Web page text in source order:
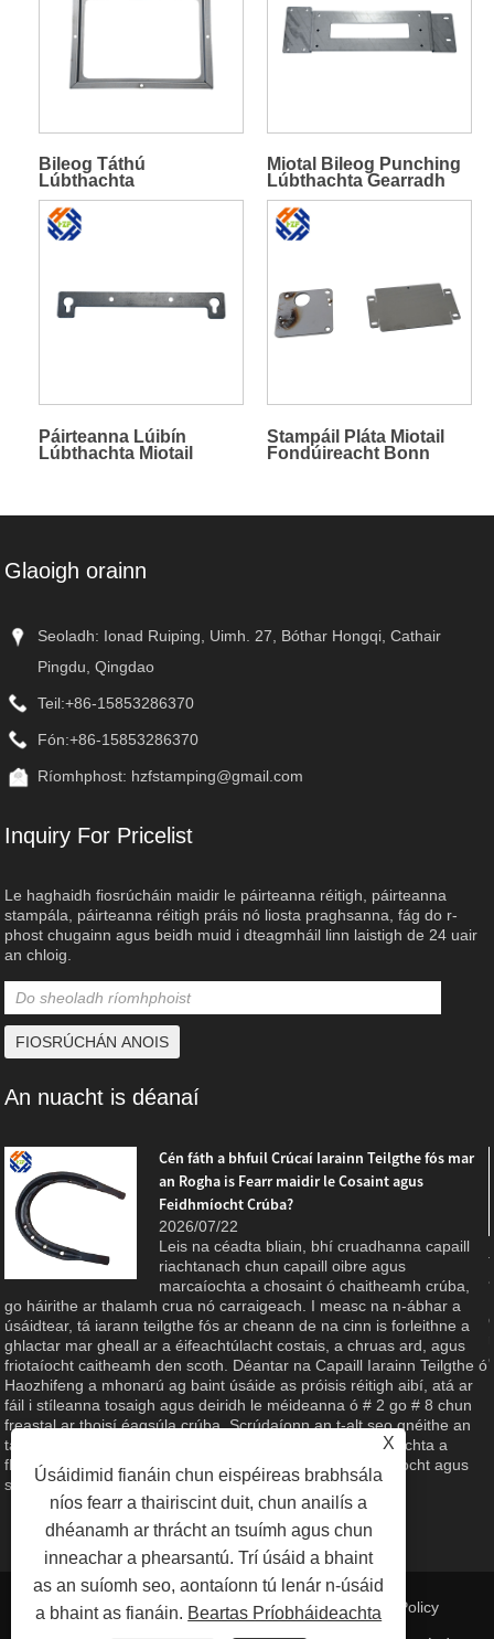
Bileog Táthú
Lúbthachta
Déantúsaíocht Miotail
Oibre
Miotal Bileog Punching
Lúbthachta Gearradh
Léasair
Páirteanna Lúibín
Lúbthachta Miotail
Stampáil Pláta Miotail
Fondúireacht Bonn
Glaoigh orainn
Seoladh: Ionad Ruiping, Uimh. 27, Bóthar Hongqi, Cathair
Pingdu, Qingdao
Teil:+86-15853286370
Fón:+86-15853286370
Ríomhphost: hzfstamping@gmail.com
Inquiry For Pricelist
Le haghaidh fiosrúcháin maidir le páirteanna réitigh, páirteanna
stampála, páirteanna réitigh práis nó liosta praghsanna, fág do r-
phost chugainn agus beidh muid i dteagmháil linn laistigh de 24 uair
an chloig.
An nuacht is déanaí
Cén fáth a bhfuil Crúcaí Iarainn Teilgthe fós mar
an Rogha is Fearr maidir le Cosaint agus
Feidhmíocht Crúba?
2026/07/22
Leis na céadta bliain, bhí cruadhanna capaill
riachtanach chun capaill oibre agus
marcaíochta a chosaint ó chaitheamh crúba,
go háirithe ar thalamh crua nó carraigeach. I measc na n-ábhar a
úsáidtear, tá iarann ​​​​teilgthe fós ar cheann de na cinn is forleithne a
ghlactar mar gheall ar a éifeachtúlacht costais, a chruas ard, agus
friotaíocht caitheamh den scoth. Déantar na Capaill Iarainn Teilgthe ó
Haozhifeng a mhonarú ag baint úsáide as próisis réitigh aibí, atá ar
fáil i stíleanna tosaigh agus deiridh le méideanna ó # 2 go # 8 chun
freastal ar thoisí éagsúla crúba. Scrúdaíonn an t-alt seo gnéithe an
táirge, buntáistí ábhartha, agus an caighdeán déantúsaíochta a
fhágann gur rogha iontaofa é do chúram eachaí, talmhaíocht agus
spóirt eachaíochta.
Naisc| Sitemap |RSS|XML| |Privacy Policy
X
Úsáidimid fianáin chun eispéireas brabhsála
níos fearr a thairiscint duit, chun anailís a
dhéanamh ar thrácht an tsuímh agus chun
inneachar a phearsantú. Trí úsáid a bhaint
as an suíomh seo, aontaíonn tú lenár n-úsáid
a bhaint as fianáin. Beartas Príobháideachta